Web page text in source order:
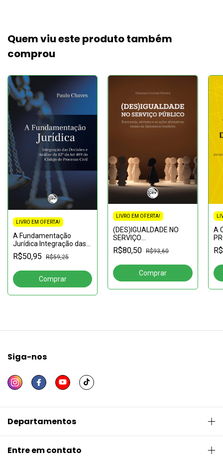
Quem viu este produto também
comprou
LIVRO EM OFERTA!
A Fundamentação
Jurídica Integração das
Decisões e Análise do §
2º do Art. 489 do Código
R$50,95 R$59,25
LIVRO EM OFERTA!
(DES)IGUALDADE NO
SERVIÇO
PÚBLICOburocracia,
ativismo e as ações
diplomacia brasileira
R$80,50 R$93,60
A
Siga-nos
Departamentos
Entre em contato